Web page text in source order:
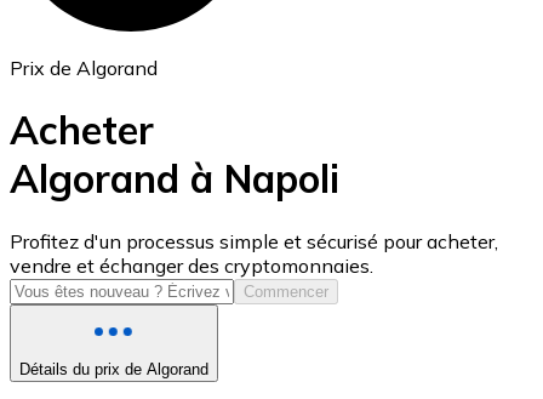
USD Coin
USDC
Prix de Algorand
Acheter
Algorand à Napoli
Profitez d'un processus simple et sécurisé pour acheter,
vendre et échanger des cryptomonnaies.
Commencer
Détails du prix de Algorand